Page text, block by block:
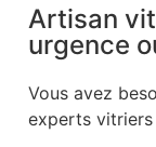
Artisan
urgence
Vous avez
experts